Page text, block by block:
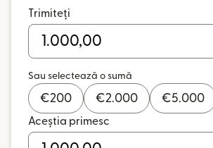
Trimiteți
Sau selectează o sumă
€200 €2.000 €5.000
Aceștia primesc